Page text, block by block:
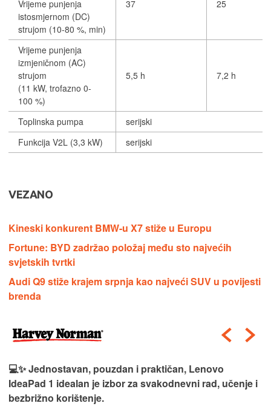
Vrijeme punjenja
istosmjernom (DC)
strujom (10-80 %, min)
37 25
Vrijeme punjenja
izmjeničnom (AC)
strujom
(11 kW, trofazno 0-
100 %)
5,5 h 7,2 h
Toplinska pumpa
serijski
Funkcija V2L (3,3 kW)
serijski
VEZANO
Kineski konkurent BMW-u X7 stiže u Europu
Fortune: BYD zadržao položaj među sto najvećih
svjetskih tvrtki
Audi Q9 stiže krajem srpnja kao najveći SUV u povijesti
brenda
💻✨ Jednostavan, pouzdan i praktičan, Lenovo
IdeaPad 1 idealan je izbor za svakodnevni rad, učenje i
bezbrižno korištenje.